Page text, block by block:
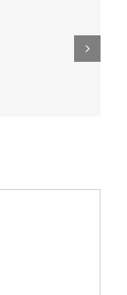
Yaïr Golan : une